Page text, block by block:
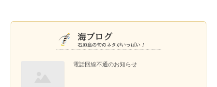
電話回線不通のお知らせ